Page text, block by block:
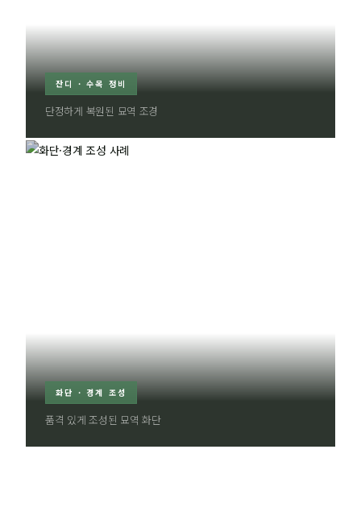
잔디 · 수목 정비
단정하게 복원된 묘역 조경
화단 · 경계 조성
품격 있게 조성된 묘역 화단